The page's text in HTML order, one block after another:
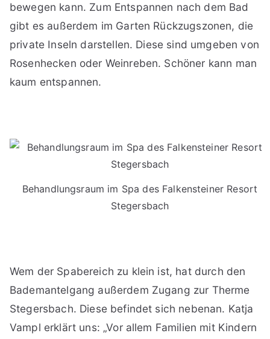
bewegen kann. Zum Entspannen nach dem Bad
gibt es außerdem im Garten Rückzugszonen, die
private Inseln darstellen. Diese sind umgeben von
Rosenhecken oder Weinreben. Schöner kann man
kaum entspannen.
Behandlungsraum im Spa des Falkensteiner Resort
Stegersbach
Wem der Spabereich zu klein ist, hat durch den
Bademantelgang außerdem Zugang zur Therme
Stegersbach. Diese befindet sich nebenan. Katja
Vampl erklärt uns: „Vor allem Familien mit Kindern